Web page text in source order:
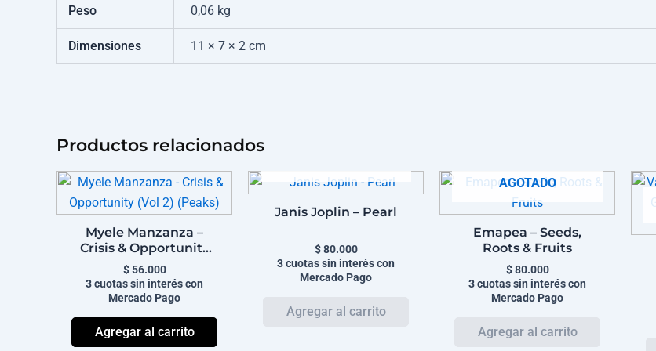
Peso 0,06 kg
Dimensiones 11 × 7 × 2 cm
Productos relacionados
Myele Manzanza –
Crisis & Opportunity
(Vol 2) (Peaks)
$56.000
3 cuotas sin interés con
Mercado Pago
Agregar al carrito
Janis Joplin – Pearl
$80.000
3 cuotas sin interés con
Mercado Pago
AGOTADO
Emapea – Seeds,
Roots & Fruits
$80.000
3 cuotas sin interés con
Mercado Pago